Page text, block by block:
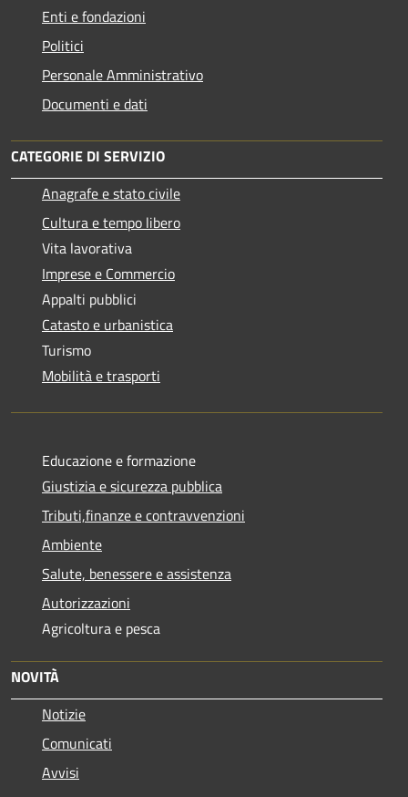
Enti e fondazioni
Politici
Personale Amministrativo
Documenti e dati
CATEGORIE DI SERVIZIO
Anagrafe e stato civile
Cultura e tempo libero
Vita lavorativa
Imprese e Commercio
Appalti pubblici
Catasto e urbanistica
Turismo
Mobilità e trasporti
Educazione e formazione
Giustizia e sicurezza pubblica
Tributi,finanze e contravvenzioni
Ambiente
Salute, benessere e assistenza
Autorizzazioni
Agricoltura e pesca
NOVITÀ
Notizie
Comunicati
Avvisi